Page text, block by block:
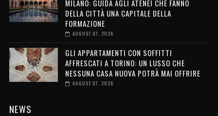
MILANO: GUIDA AGLI ATENEI CHE FANNO
DELLA CITTÀ UNA CAPITALE DELLA
FORMAZIONE
AUGUST 07, 2026
GLI APPARTAMENTI CON SOFFITTI
AFFRESCATI A TORINO: UN LUSSO CHE
NESSUNA CASA NUOVA POTRÀ MAI OFFRIRE
AUGUST 07, 2026
NEWS